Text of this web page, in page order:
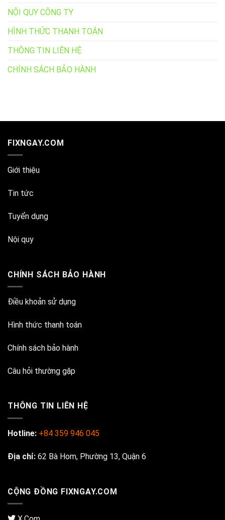
NỘI QUY CÔNG TY
HÌNH THỨC THANH TOÁN
THÔNG TIN LIÊN HỆ
CHÍNH SÁCH BẢO HÀNH
FIXNGAY.COM
Giới thiệu
Tin tức
Tuyển dụng
Nội quy
CHÍNH SÁCH BẢO HÀNH
Điều khoản sử dụng
Hình thức thanh toán
Chính sách bảo hành
Câu hỏi thường gặp
THÔNG TIN LIÊN HỆ
Hotline: +84 359 946 045
Địa chỉ: 62 Bà Hom, Phường 13, Quận 6
CỘNG ĐỒNG FIXNGAY.COM